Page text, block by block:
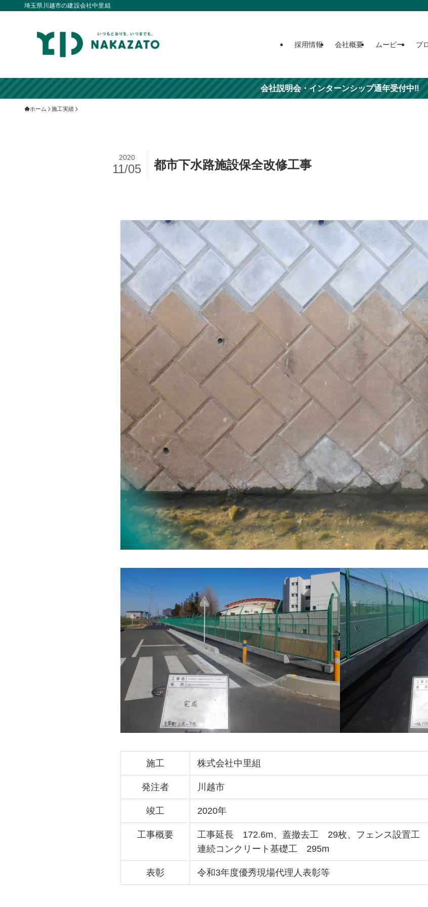
埼玉県川越市の建設会社中里組
採用情報 会社概要 ムービー ブ
会社説明会・インターンシップ通年受付中‼
ホーム 施工実績
都市下水路施設保全改修工事
2020
11/05
施工 株式会社中里組
発注者 川越市
竣工 2020年
工事概要
工事延長 172.6m、蓋撤去工 29枚、フェンス設置工
連続コンクリート基礎工 295m
表彰 令和3年度優秀現場代理人表彰等